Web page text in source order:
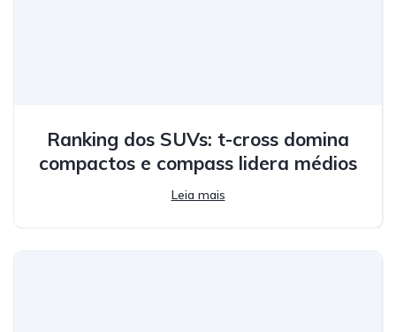
Ranking dos SUVs: t-cross domina
compactos e compass lidera médios
Leia mais